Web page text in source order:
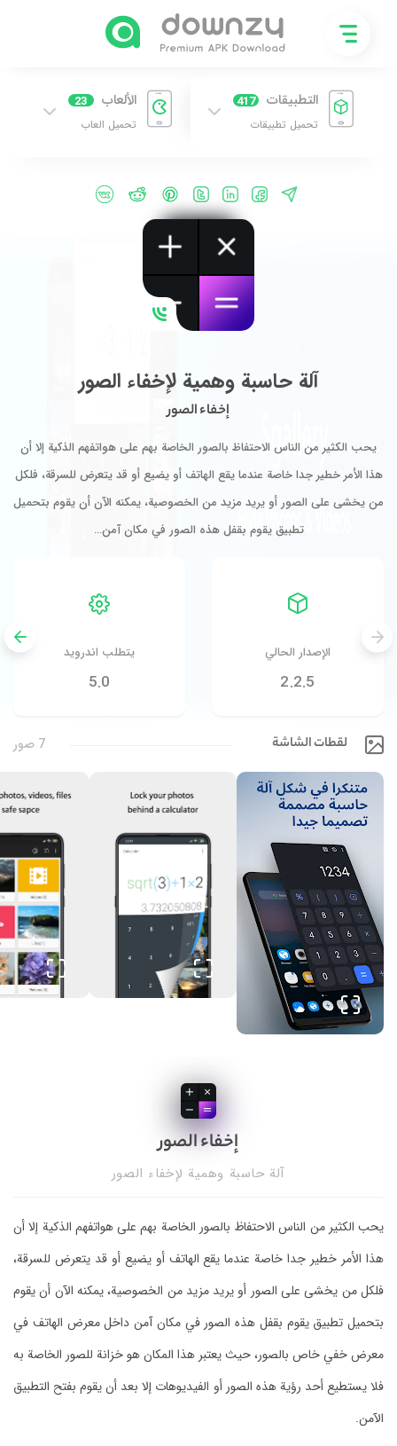
التطبيقات 417
تحميل تطبيقات
الألعاب 23
تحميل العاب
آلة حاسبة وهمية لإخفاء الصور
إخفاء الصور
يحب الكثير من الناس الاحتفاظ بالصور الخاصة بهم على هواتفهم الذكية إلا أن
هذا الأمر خطير جدا خاصة عندما يقع الهاتف أو يضيع أو قد يتعرض للسرقة، فلكل
من يخشى على الصور أو يريد مزيد من الخصوصية، يمكنه الآن أن يقوم بتحميل
تطبيق يقوم بقفل هذه الصور في مكان آمن…
الإصدار الحالي
2.2.5
يتطلب اندرويد
5.0
لقطات الشاشة 7 صور
إخفاء الصور
آلة حاسبة وهمية لإخفاء الصور
يحب الكثير من الناس الاحتفاظ بالصور الخاصة بهم على هواتفهم الذكية إلا أن
هذا الأمر خطير جدا خاصة عندما يقع الهاتف أو يضيع أو قد يتعرض للسرقة،
فلكل من يخشى على الصور أو يريد مزيد من الخصوصية، يمكنه الآن أن يقوم
بتحميل تطبيق يقوم بقفل هذه الصور في مكان آمن داخل معرض الهاتف في
معرض خفي خاص بالصور، حيث يعتبر هذا المكان هو خزانة للصور الخاصة به
فلا يستطيع أحد رؤية هذه الصور أو الفيديوهات إلا بعد أن يقوم بفتح التطبيق
الآمن.